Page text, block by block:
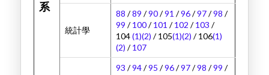
系
統計學
88 /89 /90/91 /96/97/98 /
99 /100/101 /102 /103 /
104(1)(2) / 105(1)(2) / 106(1)
(2) /107
93 /94/95 /96/97/98 /99 /